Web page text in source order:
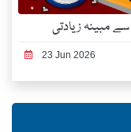
23 Jun 2026